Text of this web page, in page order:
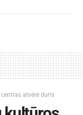
atvėrė duris